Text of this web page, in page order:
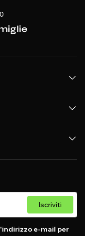
Iscriviti
e-mail per